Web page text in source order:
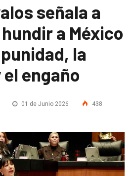
señala a
a México
la
engaño
01 de Junio 2026 438